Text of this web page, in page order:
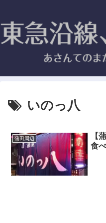
いのっ八
蒲田周辺
【
食